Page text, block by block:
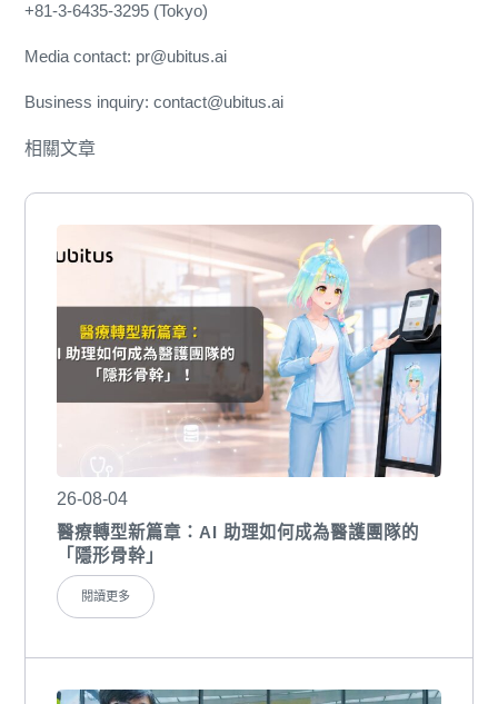
+81-3-6435-3295 (Tokyo)
Media contact: pr@ubitus.ai
Business inquiry: contact@ubitus.ai
相關文章
26-08-04
醫療轉型新篇章：AI 助理如何成為醫護團隊的
「隱形骨幹」
閱讀更多